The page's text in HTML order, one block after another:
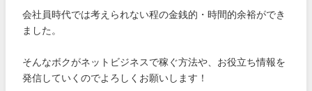
会社員時代では考えられない程の金銭的・時間的余裕ができ
ました。
そんなボクがネットビジネスで稼ぐ方法や、お役立ち情報を
発信していくのでよろしくお願いします！